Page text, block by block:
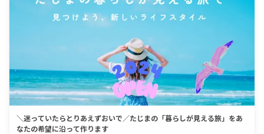
＼迷っていたらとりあえずおいで／たじまの「暮らしが見える旅」をあ
なたの希望に沿って作ります